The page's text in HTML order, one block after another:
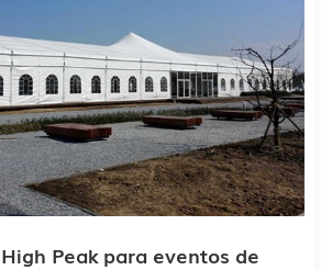
Peak para eventos de